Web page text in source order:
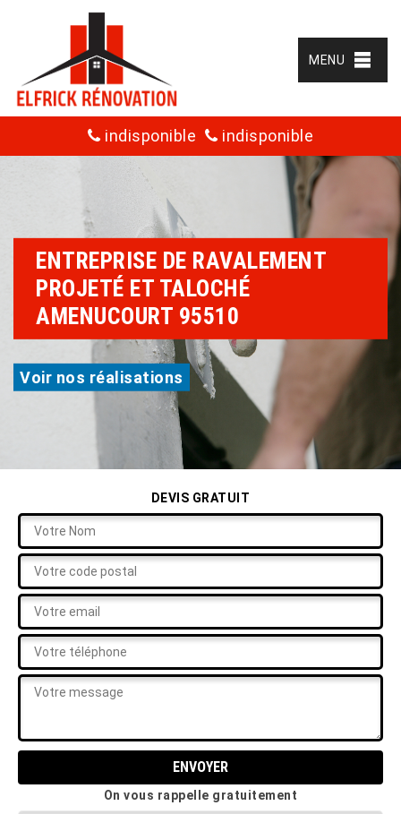
MENU
indisponible indisponible
ENTREPRISE DE RAVALEMENT
PROJETÉ ET TALOCHÉ
AMENUCOURT 95510
Voir nos réalisations
DEVIS GRATUIT
On vous rappelle gratuitement